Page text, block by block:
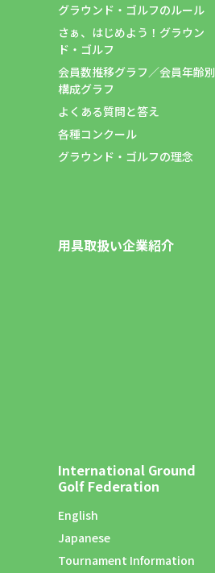
グラウンド・ゴルフのルール
さぁ、はじめよう！グラウン
ド・ゴルフ
会員数推移グラフ／会員年齢別
構成グラフ
よくある質問と答え
各種コンクール
グラウンド・ゴルフの理念
用具取扱い企業紹介
International Ground
Golf Federation
English
Japanese
Tournament Information